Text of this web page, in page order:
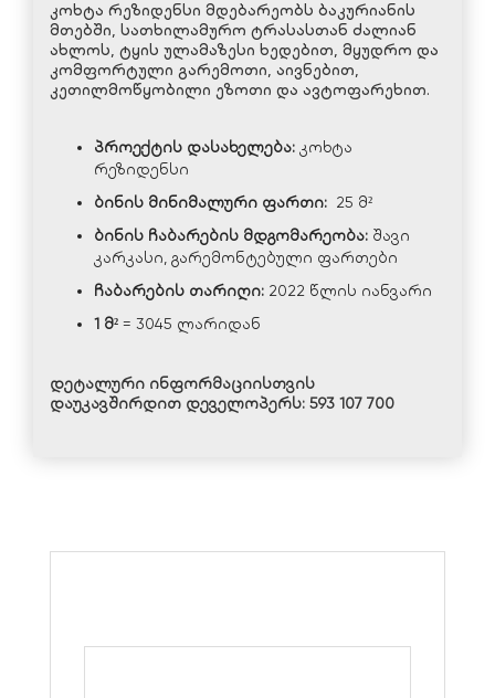
კოხტა რეზიდენსი მდებარეობს ბაკურიანის
მთებში, სათხილამურო ტრასასთან ძალიან
ახლოს, ტყის ულამაზესი ხედებით, მყუდრო და
კომფორტული გარემოთი, აივნებით,
კეთილმოწყობილი ეზოთი და ავტოფარეხით.
პროექტის დასახელება: კოხტა
რეზიდენსი
ბინის მინიმალური ფართი: 25 მ²
ბინის ჩაბარების მდგომარეობა: შავი
კარკასი, გარემონტებული ფართები
ჩაბარების თარიღი: 2022 წლის იანვარი
1 მ² = 3045 ლარიდან
დეტალური ინფორმაციისთვის
დაუკავშირდით დეველოპერს: 593 107 700